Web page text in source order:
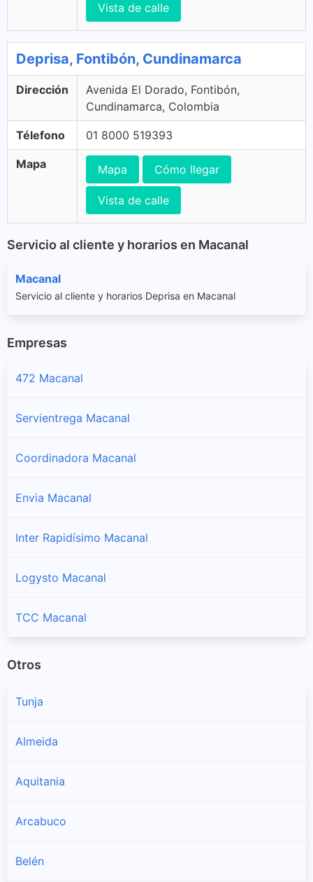
Vista de calle
Deprisa, Fontibón, Cundinamarca
Dirección
Avenida El Dorado, Fontibón,
Cundinamarca, Colombia
Télefono 01 8000 519393
Mapa Mapa Cómo llegar
Vista de calle
Servicio al cliente y horarios en Macanal
Macanal
Servicio al cliente y horarios Deprisa en Macanal
Empresas
472 Macanal
Servientrega Macanal
Coordinadora Macanal
Envia Macanal
Inter Rapidísimo Macanal
Logysto Macanal
TCC Macanal
Otros
Tunja
Almeida
Aquitania
Arcabuco
Belén